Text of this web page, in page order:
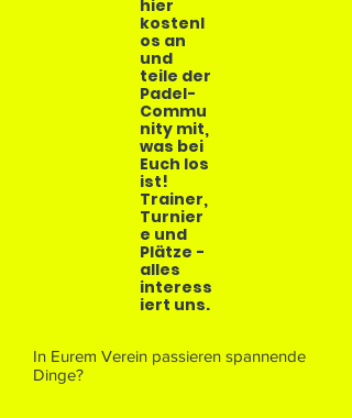
hier
kostenl
os an
und
teile der
Padel-
Commu
nity mit,
was bei
Euch los
ist!
Trainer,
Turnier
e und
Plätze -
alles
interess
iert uns.
In Eurem Verein passieren spannende
Dinge?